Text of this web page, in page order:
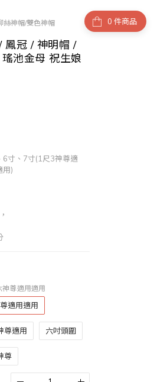
件商品
絲神帽/雙色神帽
鳳冠 / 神明帽 /
池金母 祝生娘
6寸、7寸(1尺3神尊適
用)
神尊適用適用
適用適用
尊適用 六吋頭圍
尊